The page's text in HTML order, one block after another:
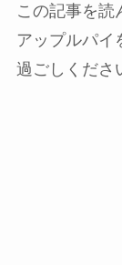
この記事を読
アップルパイ
過ごしくださ